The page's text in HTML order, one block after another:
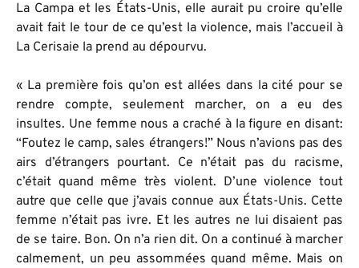
La Campa et les États-Unis, elle aurait pu croire qu’elle
avait fait le tour de ce qu’est la violence, mais l’accueil à
La Cerisaie la prend au dépourvu.
« La première fois qu’on est allées dans la cité pour se
rendre compte, seulement marcher, on a eu des
insultes. Une femme nous a craché à la figure en disant:
“Foutez le camp, sales étrangers!” Nous n’avions pas des
airs d’étrangers pourtant. Ce n’était pas du racisme,
c’était quand même très violent. D’une violence tout
autre que celle que j’avais connue aux États-Unis. Cette
femme n’était pas ivre. Et les autres ne lui disaient pas
de se taire. Bon. On n’a rien dit. On a continué à marcher
calmement, un peu assommées quand même. Mais on